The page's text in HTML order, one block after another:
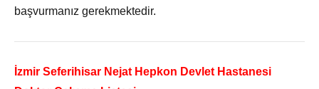
başvurmanız gerekmektedir.
İzmir Seferihisar Nejat Hepkon Devlet Hastanesi